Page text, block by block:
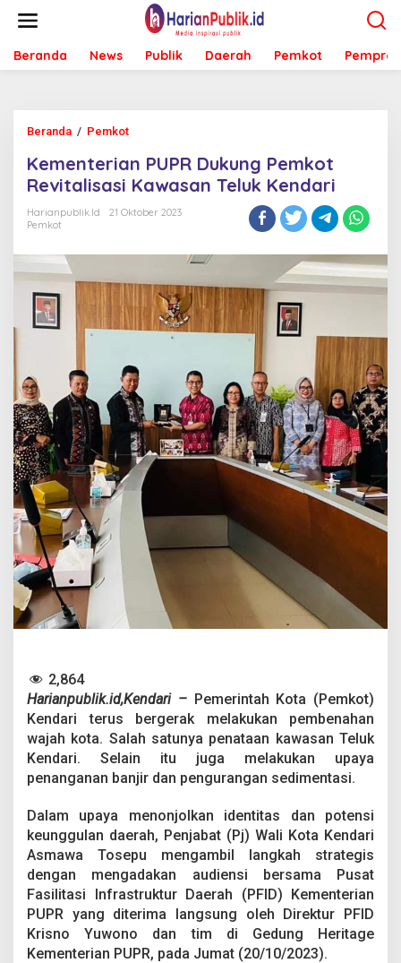
t
Beranda News Publik Daerah Pemkot Pemprov
Beranda / Pemkot
m
e
n
t
n
P
U
D
u
k
u
n
g
P
t
s
i
K
a
s
a
n
T
e
u
k
K
Kementerian PUPR Dukung Pemkot
Revitalisasi Kawasan Teluk Kendari
Harianpublik.id
21 Oktober 2023
Pemkot
2,864
Harianpublik.id,Kendari – Pemerintah Kota (Pemkot)
Kendari terus bergerak melakukan pembenahan
wajah kota. Salah satunya penataan kawasan Teluk
Kendari. Selain itu juga melakukan upaya
penanganan banjir dan pengurangan sedimentasi.
Dalam upaya menonjolkan identitas dan potensi
keunggulan daerah, Penjabat (Pj) Wali Kota Kendari
Asmawa Tosepu mengambil langkah strategis
dengan mengadakan audiensi bersama Pusat
Fasilitasi Infrastruktur Daerah (PFID) Kementerian
PUPR yang diterima langsung oleh Direktur PFID
Krisno Yuwono dan tim di Gedung Heritage
Kementerian PUPR, pada Jumat (20/10/2023).